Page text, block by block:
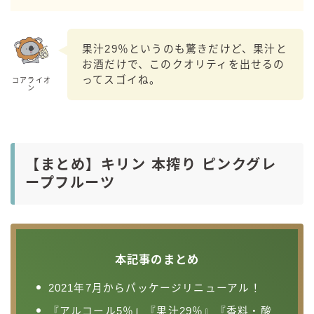
コアライオ
ン
果汁29％というのも驚きだけど、果汁と
お酒だけで、このクオリティを出せるの
ってスゴイね。
【まとめ】キリン 本搾り ピンクグレ
ープフルーツ
本記事のまとめ
2021年7月からパッケージリニューアル！
『アルコール5％』『果汁29％』『香料・酸
毎日更新
缶チューハイの売れ筋ランキングはこちら